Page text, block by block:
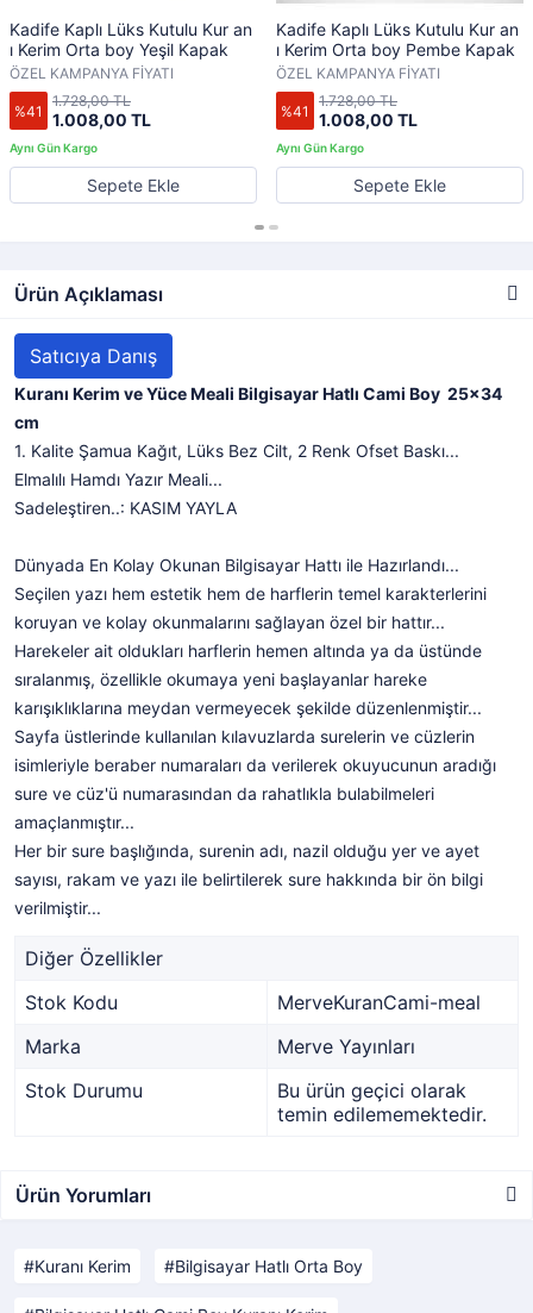
Kadife Kaplı Lüks Kutulu Kur an
ı Kerim Orta boy Yeşil Kapak
ÖZEL KAMPANYA FİYATI
%41 1.008,00 TL
1.728,00 TL
Sepete Ekle
Kadife Kaplı Lüks Kutulu Kur an
ı Kerim Orta boy Pembe Kapak
ÖZEL KAMPANYA FİYATI
%41 1.008,00 TL
1.728,00 TL
Sepete Ekle
Ürün Açıklaması
Satıcıya Danış
Kuranı Kerim ve Yüce Meali Bilgisayar Hatlı Cami Boy 25x34
cm
1. Kalite Şamua Kağıt, Lüks Bez Cilt, 2 Renk Ofset Baskı...
Elmalılı Hamdı Yazır Meali...
Sadeleştiren..: KASIM YAYLA
Dünyada En Kolay Okunan Bilgisayar Hattı ile Hazırlandı...
Seçilen yazı hem estetik hem de harflerin temel karakterlerini
koruyan ve kolay okunmalarını sağlayan özel bir hattır...
Harekeler ait oldukları harflerin hemen altında ya da üstünde
sıralanmış, özellikle okumaya yeni başlayanlar hareke
karışıklıklarına meydan vermeyecek şekilde düzenlenmiştir...
Sayfa üstlerinde kullanılan kılavuzlarda surelerin ve cüzlerin
isimleriyle beraber numaraları da verilerek okuyucunun aradığı
sure ve cüz'ü numarasından da rahatlıkla bulabilmeleri
amaçlanmıştır...
Her bir sure başlığında, surenin adı, nazil olduğu yer ve ayet
sayısı, rakam ve yazı ile belirtilerek sure hakkında bir ön bilgi
verilmiştir...
Diğer Özellikler
Stok Kodu
MerveKuranCami-meal
Marka
Merve Yayınları
Stok Durumu
Bu ürün geçici olarak
temin edilememektedir.
Ürün Yorumları
Kuranı Kerim Bilgisayar Hatlı Orta Boy